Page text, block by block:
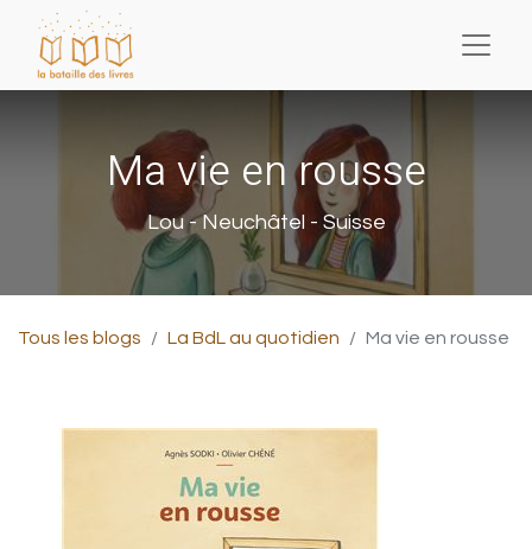
Ma vie en rousse
Lou - Neuchâtel - Suisse
Tous les blogs La BdL au quotidien Ma vie en rousse